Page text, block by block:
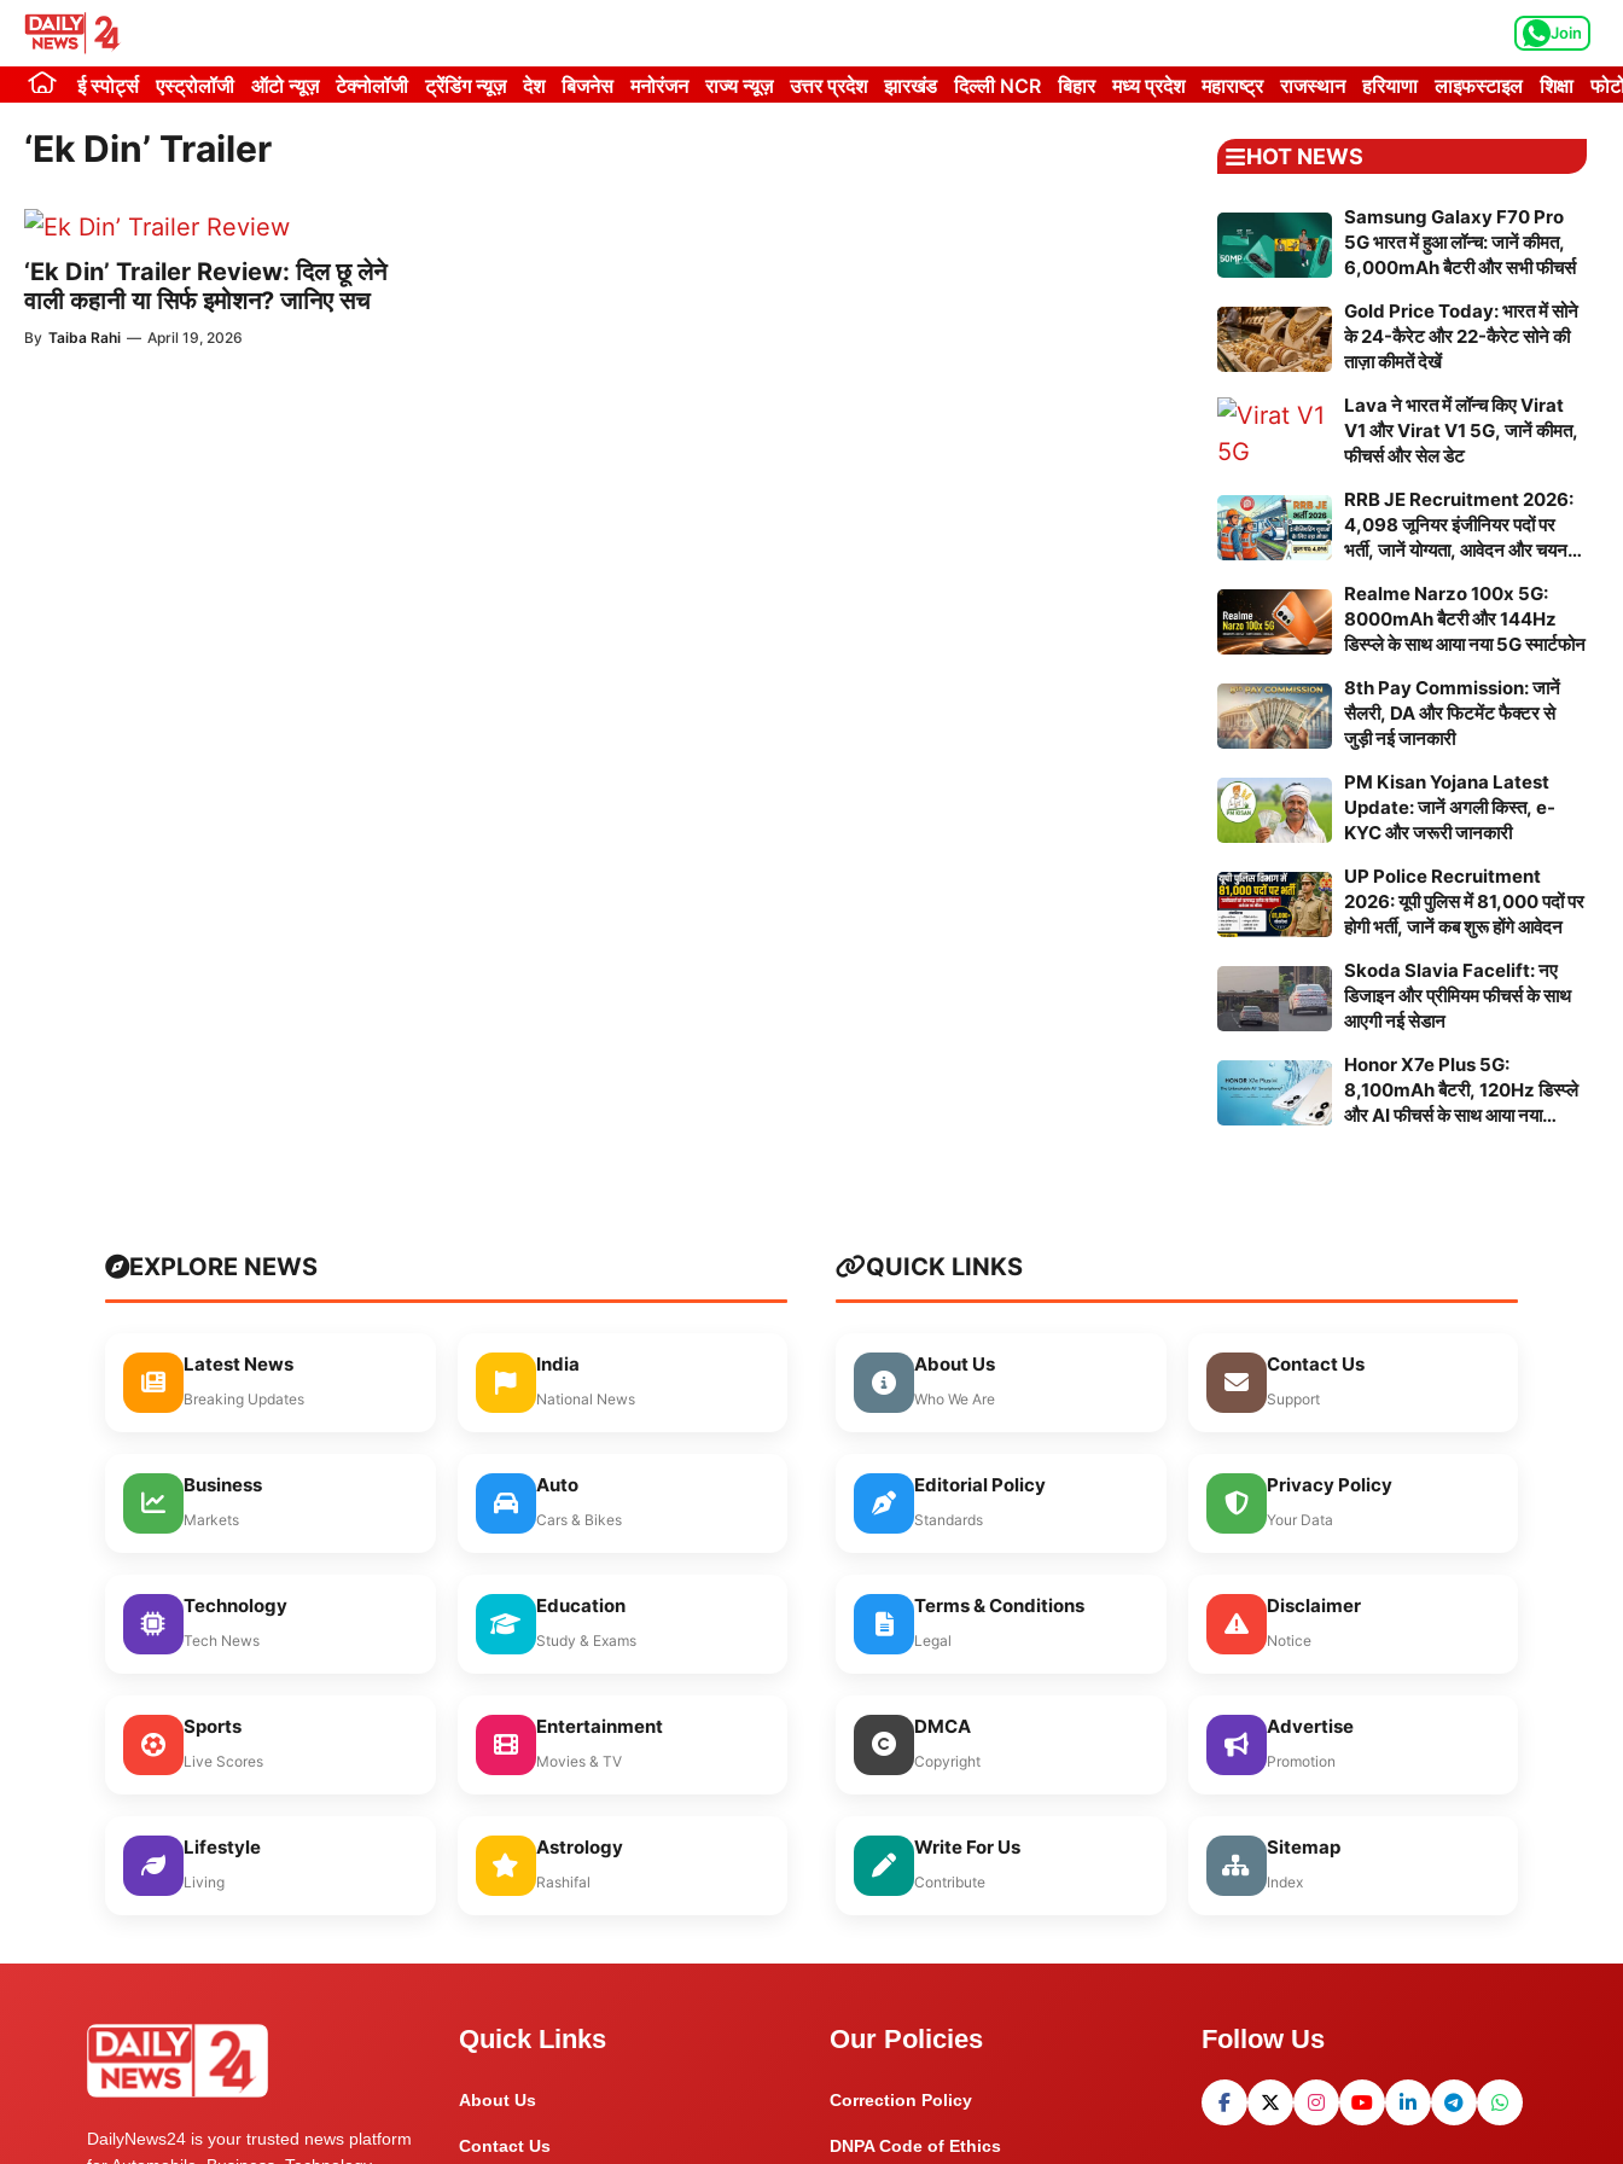
Skip
content
Join
ई स्पोर्ट्स एस्ट्रोलॉजी ऑटो न्यूज़ टेक्नोलॉजी ट्रेंडिंग न्यूज़ देश बिजनेस मनोरंजन राज्य न्यूज़ उत्तर प्रदेश झारखंड दिल्ली NCR बिहार मध्य प्रदेश महाराष्ट्र राजस्थान हरियाणा लाइफस्टाइल शिक्षा
‘Ek Din’ Trailer
‘Ek Din’ Trailer Review: दिल छू लेने
वाली कहानी या सिर्फ इमोशन? जानिए सच
By Taiba Rahi — April 19, 2026
HOT NEWS
Samsung Galaxy F70 Pro
5G भारत में हुआ लॉन्च: जानें कीमत,
6,000mAh बैटरी और सभी फीचर्स
Gold Price Today: भारत में सोने
के 24-कैरेट और 22-कैरेट सोने की
ताज़ा कीमतें देखें
Lava ने भारत में लॉन्च किए Virat
V1 और Virat V1 5G, जानें कीमत,
फीचर्स और सेल डेट
RRB JE Recruitment 2026:
4,098 जूनियर इंजीनियर पदों पर
भर्ती, जानें योग्यता, आवेदन और चयन
Realme Narzo 100x 5G:
8000mAh बैटरी और 144Hz
डिस्प्ले के साथ आया नया 5G स्मार्टफोन
8th Pay Commission: जानें
सैलरी, DA और फिटमेंट फैक्टर से
जुड़ी नई जानकारी
PM Kisan Yojana Latest
Update: जानें अगली किस्त, e-
KYC और जरूरी जानकारी
UP Police Recruitment
2026: यूपी पुलिस में 81,000 पदों पर
होगी भर्ती, जानें कब शुरू होंगे आवेदन
Skoda Slavia Facelift: नए
डिजाइन और प्रीमियम फीचर्स के साथ
आएगी नई सेडान
Honor X7e Plus 5G:
8,100mAh बैटरी, 120Hz डिस्प्ले
और AI फीचर्स के साथ आया नया
EXPLORE NEWS
Latest News
Breaking Updates
India
National News
Business
Markets
Auto
Cars & Bikes
Technology
Tech News
Education
Study & Exams
Sports
Live Scores
Entertainment
Movies & TV
Lifestyle
Living
Astrology
Rashifal
QUICK LINKS
About Us
Who We Are
Contact Us
Support
Editorial Policy
Standards
Privacy Policy
Your Data
Terms & Conditions
Legal
Disclaimer
Notice
DMCA
Copyright
Advertise
Promotion
Write For Us
Contribute
Sitemap
Index
DailyNews24 is your trusted news platform
Quick Links
About Us
Contact Us
Our Policies
Correction Policy
DNPA Code of Ethics
Follow Us